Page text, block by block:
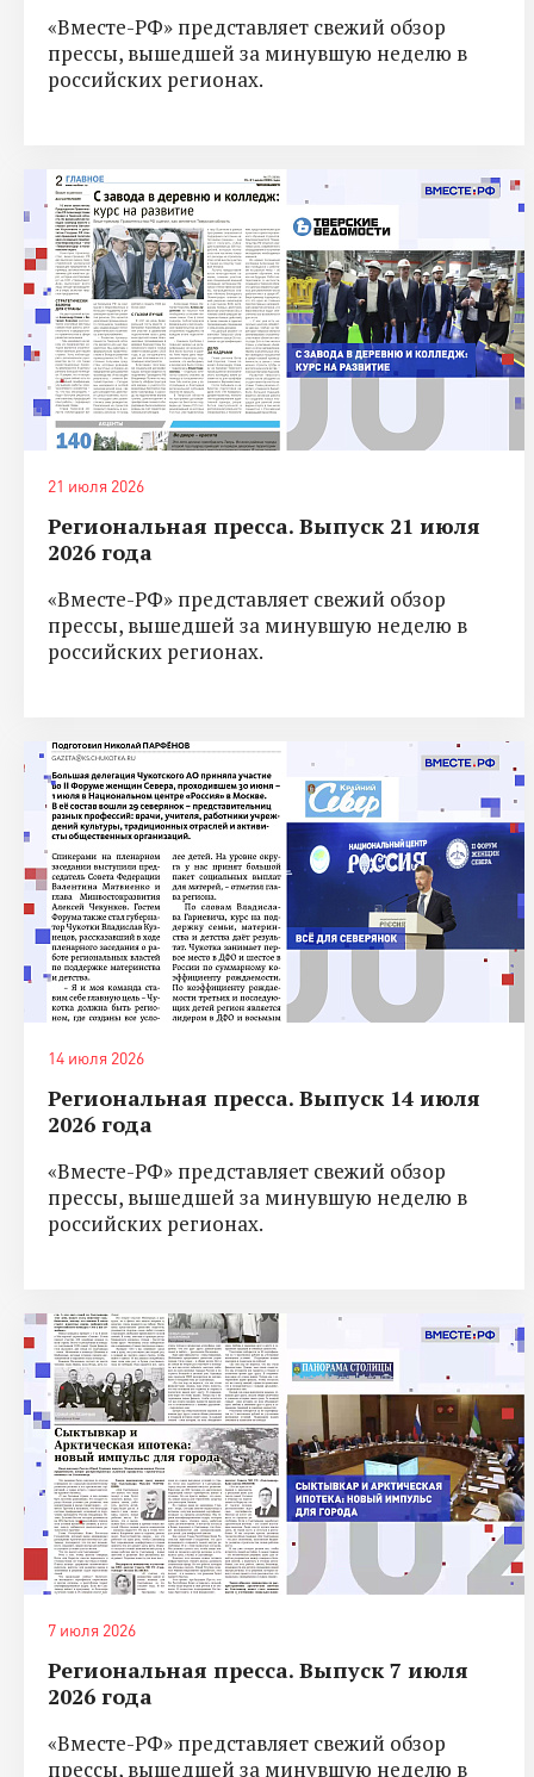
«Вместе-РФ» представляет свежий обзор
прессы, вышедшей за минувшую неделю в
российских регионах.
21 июля 2026
Региональная пресса. Выпуск 21 июля
2026 года
«Вместе-РФ» представляет свежий обзор
прессы, вышедшей за минувшую неделю в
российских регионах.
14 июля 2026
Региональная пресса. Выпуск 14 июля
2026 года
«Вместе-РФ» представляет свежий обзор
прессы, вышедшей за минувшую неделю в
российских регионах.
7 июля 2026
Региональная пресса. Выпуск 7 июля
2026 года
«Вместе-РФ» представляет свежий обзор
прессы, вышедшей за минувшую неделю в